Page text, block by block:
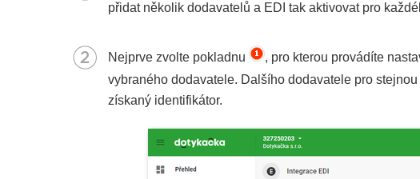
přidat několik dodavatelů a EDI tak aktivovat pro
Nejprve zvolte pokladnu , pro kterou provádíte
vybraného dodavatele. Dalšího dodavatele pro
získaný identifikátor.